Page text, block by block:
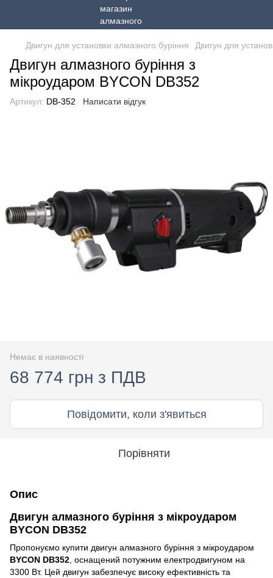
Двигун для установки алмазного буріння Двигун для
Двигун алмазного буріння з
мікроударом BYCON DB352
Артикул: DB-352 Написати відгук
Немає в наявності
68 774 грн з ПДВ
Повідомити, коли з'явиться
Порівняти
Опис
Двигун алмазного буріння з мікроударом
BYCON DB352
Пропонуємо купити двигун алмазного буріння з мікроударом
BYCON DB352 , оснащений потужним електродвигуном на
3300 Вт. Цей двигун забезпечує високу ефективність та